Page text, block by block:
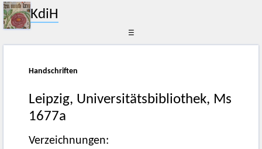
KdiH
☰
Handschriften
Leipzig, Universitätsbibliothek, Ms
1677a
Verzeichnungen: